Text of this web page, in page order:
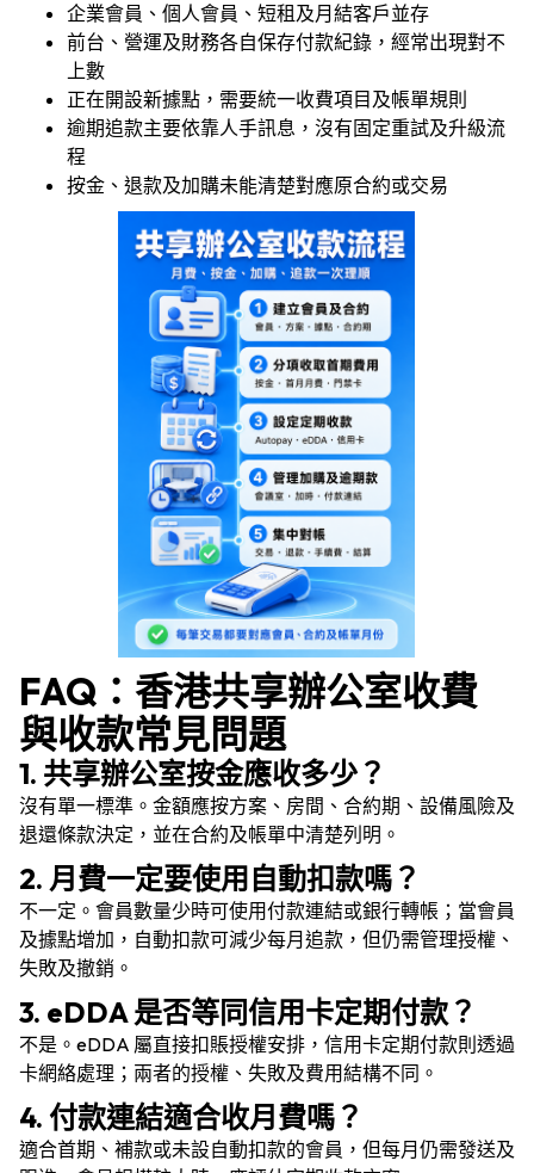
公司
登入
企業會員、個人會員、短租及月結客戶並存
前台、營運及財務各自保存付款紀錄，經常出現對不
上數
正在開設新據點，需要統一收費項目及帳單規則
逾期追款主要依靠人手訊息，沒有固定重試及升級流
程
按金、退款及加購未能清楚對應原合約或交易
FAQ：香港共享辦公室收費
與收款常見問題
1. 共享辦公室按金應收多少？
沒有單一標準。金額應按方案、房間、合約期、設備風險及
退還條款決定，並在合約及帳單中清楚列明。
2. 月費一定要使用自動扣款嗎？
不一定。會員數量少時可使用付款連結或銀行轉帳；當會員
及據點增加，自動扣款可減少每月追款，但仍需管理授權、
失敗及撤銷。
3. eDDA 是否等同信用卡定期付款？
不是。eDDA 屬直接扣賬授權安排，信用卡定期付款則透過
卡網絡處理；兩者的授權、失敗及費用結構不同。
4. 付款連結適合收月費嗎？
適合首期、補款或未設自動扣款的會員，但每月仍需發送及